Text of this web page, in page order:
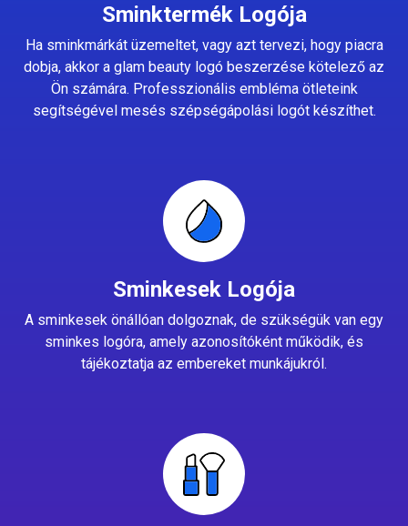
Sminktermék Logója
Ha sminkmárkát üzemeltet, vagy azt tervezi, hogy piacra
dobja, akkor a glam beauty logó beszerzése kötelező az
Ön számára. Professzionális embléma ötleteink
segítségével mesés szépségápolási logót készíthet.
Sminkesek Logója
A sminkesek önállóan dolgoznak, de szükségük van egy
sminkes logóra, amely azonosítóként működik, és
tájékoztatja az embereket munkájukról.